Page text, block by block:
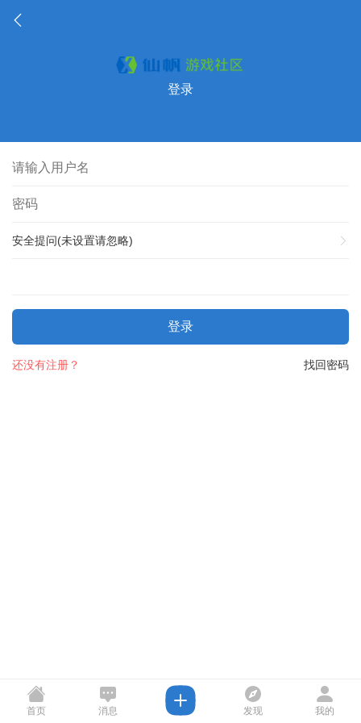
登录
安全提问(未设置请忽略)
登录
找回密码
还没有注册？
首页 消息 发现 我的